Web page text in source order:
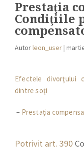
Prestaţia
Condiţiile
Autorleon_user|
Efectele divorţului
dintre soţi
– Prestaţia
Potrivit art. 390